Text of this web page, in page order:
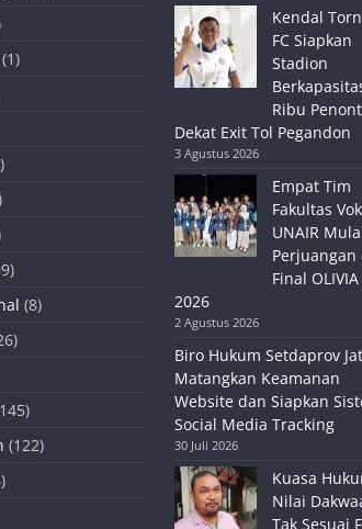
(1)
(8)
(122)
Kendal
FC Siapkan
Stadion
Ribu
Dekat Exit Tol Pegandon
3 Agustus 2026
Empat Tim
Fakultas
UNAIR
Perjuangan
Final OLIVIA
2026
2 Agustus 2026
Biro Hukum Setdaprov
Matangkan Keamanan
Website dan Siapkan
Social Media Tracking
30 Juli 2026
Kuasa
Nilai
Tak Sesuai